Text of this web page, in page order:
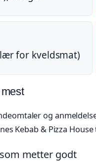
for kveldsmat)
og
Kebab & Pizza
metter godt